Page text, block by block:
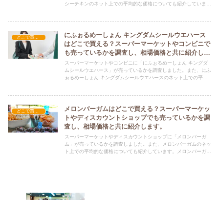
シーチキンのネット上での平均的な価格についても紹介していま
どこで買える？-お菓子・スイーツ・アイス
にふぉるめーしょん キングダムシールウエハース
はどこで買える？スーパーマーケットやコンビニで
も売っているかを調査し、相場価格と共に紹介しま
す。
スーパーマーケットやコンビニに「にふぉるめーしょん キングダ
ムシールウエハース」が売っているかを調査しました。また、にふ
ぉるめーしょん キングダムシールウエハースのネット上での平均
どこで買える？-お菓子・スイーツ・アイス
メロンバーガムはどこで買える？スーパーマーケッ
トやディスカウントショップでも売っているかを調
査し、相場価格と共に紹介します。
スーパーマーケットやディスカウントショップに「メロンバーガ
ム」が売っているかを調査しました。また、メロンバーガムのネッ
ト上での平均的な価格についても紹介しています。メロンバーガム